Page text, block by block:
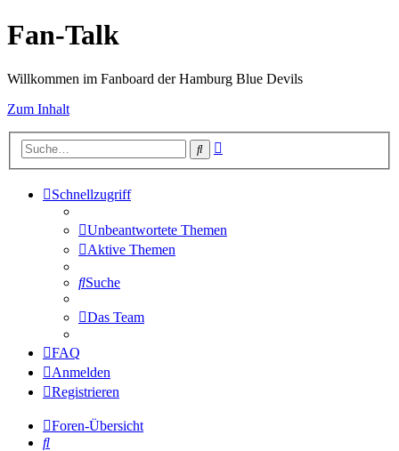
Fan-Talk
Willkommen im Fanboard der Hamburg Blue Devils
Zum Inhalt
Suche
Schnellzugriff
Unbeantwortete Themen
Aktive Themen
Suche
Das Team
FAQ
Anmelden
Registrieren
Foren-Übersicht
Suche